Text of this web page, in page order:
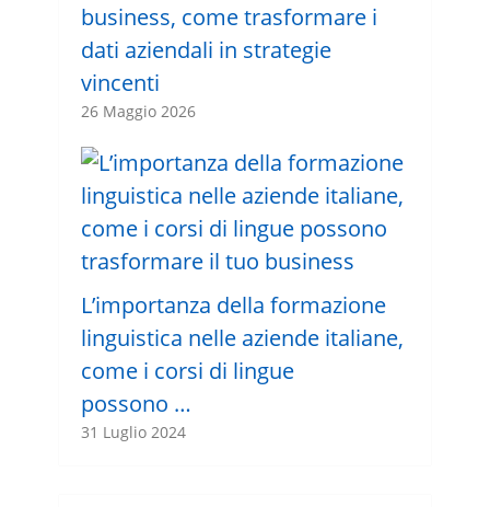
business, come trasformare i
dati aziendali in strategie
vincenti
26 Maggio 2026
L’importanza della formazione
linguistica nelle aziende italiane,
come i corsi di lingue
possono …
31 Luglio 2024